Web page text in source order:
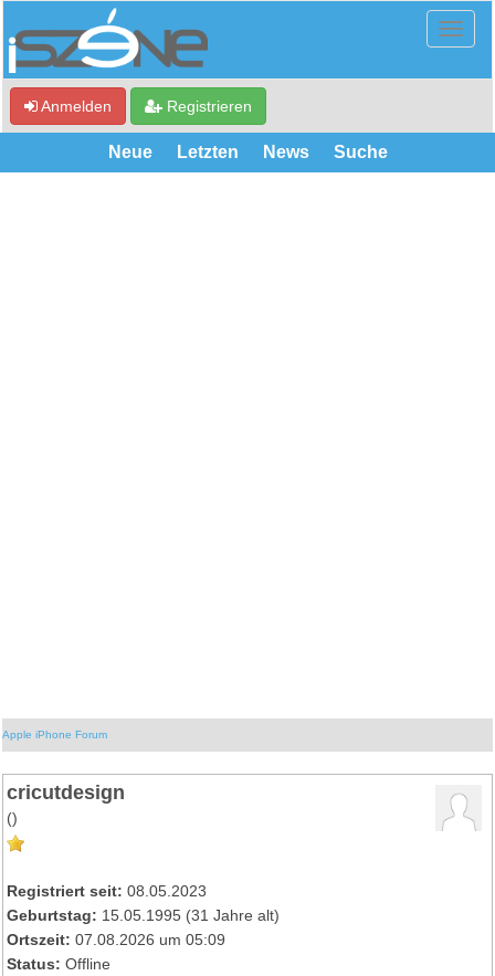
Anmelden Registrieren
Neue Letzten News Suche
Apple iPhone Forum
cricutdesign
()
Registriert seit: 08.05.2023
Geburtstag: 15.05.1995 (31 Jahre alt)
Ortszeit: 07.08.2026 um 05:09
Status: Offline